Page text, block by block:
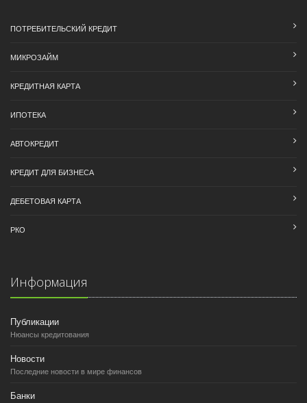
ПОТРЕБИТЕЛЬСКИЙ КРЕДИТ
МИКРОЗАЙМ
КРЕДИТНАЯ КАРТА
ИПОТЕКА
АВТОКРЕДИТ
КРЕДИТ ДЛЯ БИЗНЕСА
ДЕБЕТОВАЯ КАРТА
РКО
Информация
Публикации
Нюансы кредитования
Новости
Последние новости в мире финансов
Банки